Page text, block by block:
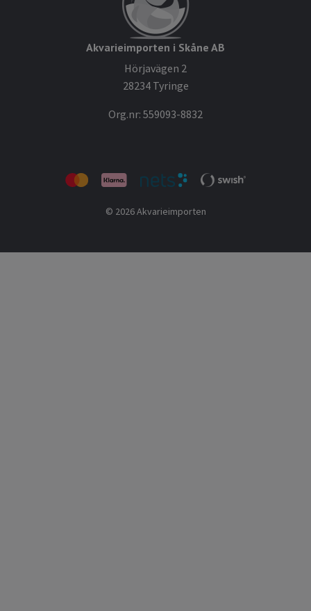
Akvarieimporten i Skåne AB
Hörjavägen 2
28234 Tyringe
Org.nr: 559093-8832
© 2026 Akvarieimporten